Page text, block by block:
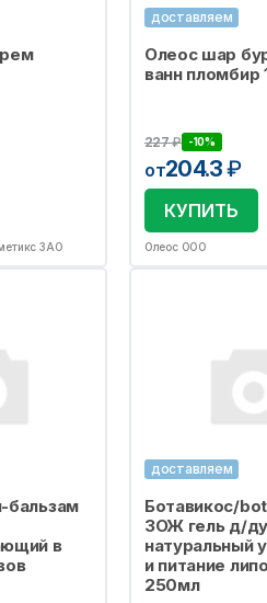
ЗАО
доставляем
Олеос шар
ванн пломбир
227₽ -10%
от204.3₽
КУПИТЬ
Олеос ООО
бальзам
в
доставляем
Ботавикос/
ЗОЖ гель д/
натуральный
и питание
250мл